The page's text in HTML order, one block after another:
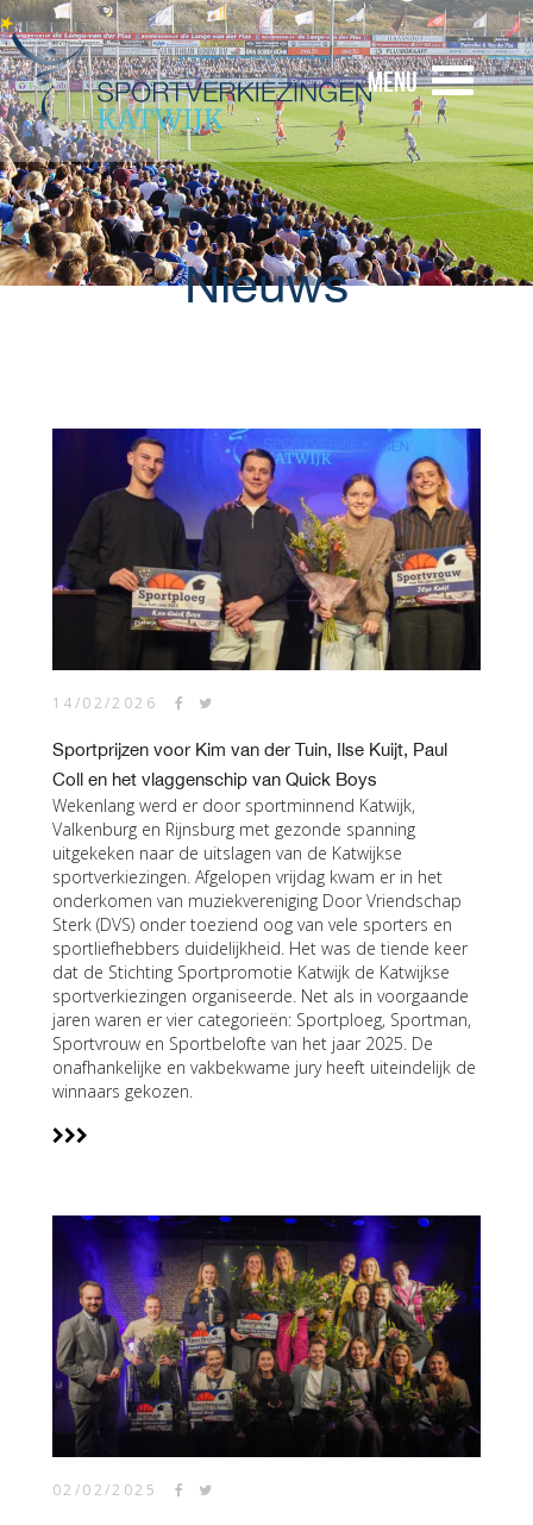
Menu
Nieuws
14/02/2026
Sportprijzen voor Kim van der Tuin, Ilse Kuijt, Paul
Coll en het vlaggenschip van Quick Boys
Wekenlang werd er door sportminnend Katwijk,
Valkenburg en Rijnsburg met gezonde spanning
uitgekeken naar de uitslagen van de Katwijkse
sportverkiezingen. Afgelopen vrijdag kwam er in het
onderkomen van muziekvereniging Door Vriendschap
Sterk (DVS) onder toeziend oog van vele sporters en
sportliefhebbers duidelijkheid. Het was de tiende keer
dat de Stichting Sportpromotie Katwijk de Katwijkse
sportverkiezingen organiseerde. Net als in voorgaande
jaren waren er vier categorieën: Sportploeg, Sportman,
Sportvrouw en Sportbelofte van het jaar 2025. De
onafhankelijke en vakbekwame jury heeft uiteindelijk de
winnaars gekozen.
02/02/2025